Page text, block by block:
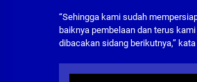
“Sehingga kami sudah
baiknya pembelaan dan terus
dibacakan sidang berikutnya,”